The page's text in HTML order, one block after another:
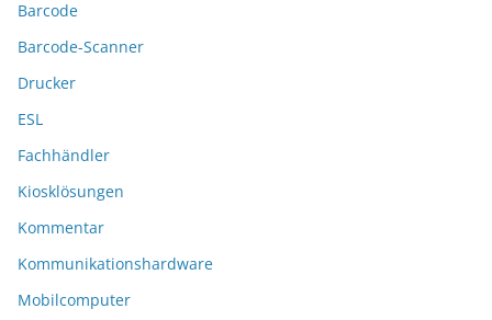
Barcode
Barcode-Scanner
Drucker
ESL
Fachhändler
Kiosklösungen
Kommentar
Kommunikationshardware
Mobilcomputer